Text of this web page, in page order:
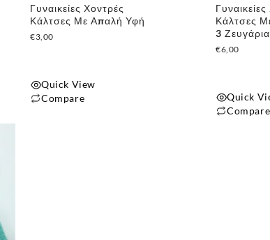
Γυναικείες Χοντρές
Κάλτσες Με Απαλή Υφή
€3,00
Quick View
Compare
Κάλτσες
3 Ζευγάρια
€6,00
Quick
Compare